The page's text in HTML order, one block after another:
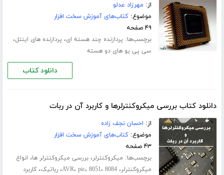
از: مهرزاد عدلو
موضوع:کتاب‌های آموزش سخت افزار
۴۹ صفحه
برچسب‌ها: پردازنده چند هسته ای، پردازنده های اینتل،
سی پی یو های دو هسته
دانلود کتاب
دانلود کتاب بررسی میکروکنترلرها و کاربرد آن در ربات
از: احسان نجف زاده
موضوع:کتاب‌های آموزش سخت افزار
۴۳ صفحه
برچسب‌ها: میکروکنترلر،بررسی میکروکنترلر ها، انواع
میکروکنترلر، AVR، pic، 8051، 8084 ،رباتیک،کاربرد